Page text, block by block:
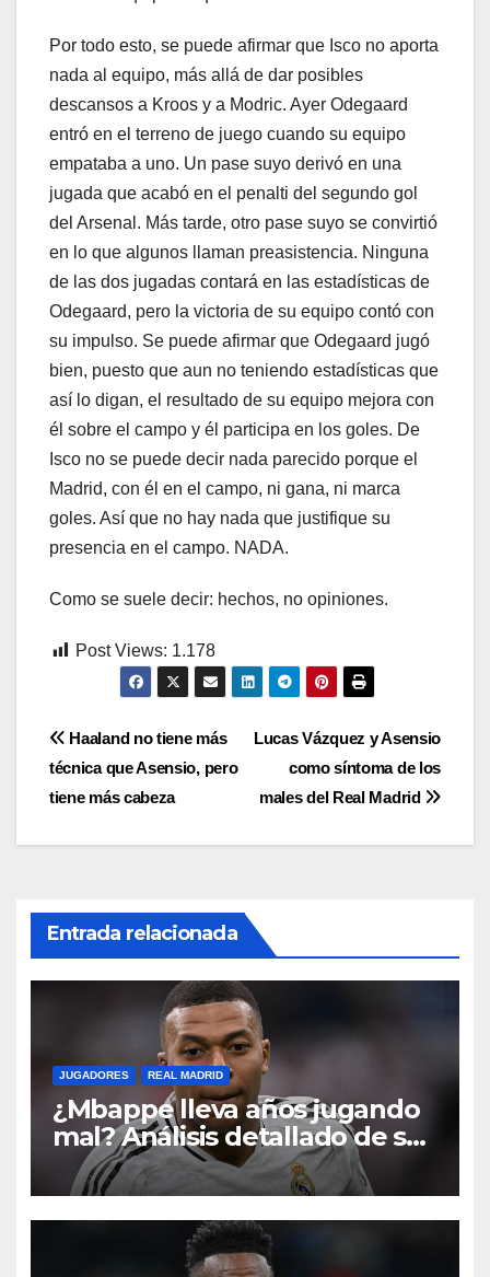
Por todo esto, se puede afirmar que Isco no aporta
nada al equipo, más allá de dar posibles
descansos a Kroos y a Modric. Ayer Odegaard
entró en el terreno de juego cuando su equipo
empataba a uno. Un pase suyo derivó en una
jugada que acabó en el penalti del segundo gol
del Arsenal. Más tarde, otro pase suyo se convirtió
en lo que algunos llaman preasistencia. Ninguna
de las dos jugadas contará en las estadísticas de
Odegaard, pero la victoria de su equipo contó con
su impulso. Se puede afirmar que Odegaard jugó
bien, puesto que aun no teniendo estadísticas que
así lo digan, el resultado de su equipo mejora con
él sobre el campo y él participa en los goles. De
Isco no se puede decir nada parecido porque el
Madrid, con él en el campo, ni gana, ni marca
goles. Así que no hay nada que justifique su
presencia en el campo. NADA.
Como se suele decir: hechos, no opiniones.
Post Views: 1.178
Navegación
de
entradas
Lucas Vázquez y Asensio
como síntoma de los
males del Real Madrid
Haaland no tiene más
técnica que Asensio, pero
tiene más cabeza
Entrada relacionada
JUGADORES REAL MADRID
¿Mbappe lleva años jugando
mal? Análisis detallado de sus
datos